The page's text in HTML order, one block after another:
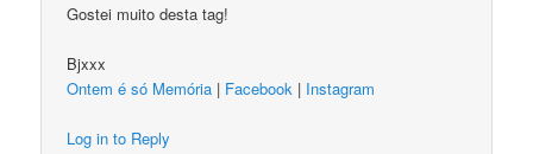
Gostei muito desta tag!
Bjxxx
Ontem é só Memória | Facebook | Instagram
Log in to Reply